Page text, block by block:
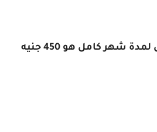
سعر ترخيص الكورس لمدة شهر كامل هو 450 جنيه